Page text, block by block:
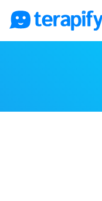
Empresas